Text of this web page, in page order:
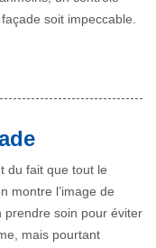
soit impeccable.
du fait que tout le
montre l’image de
prendre soin pour éviter
mais pourtant